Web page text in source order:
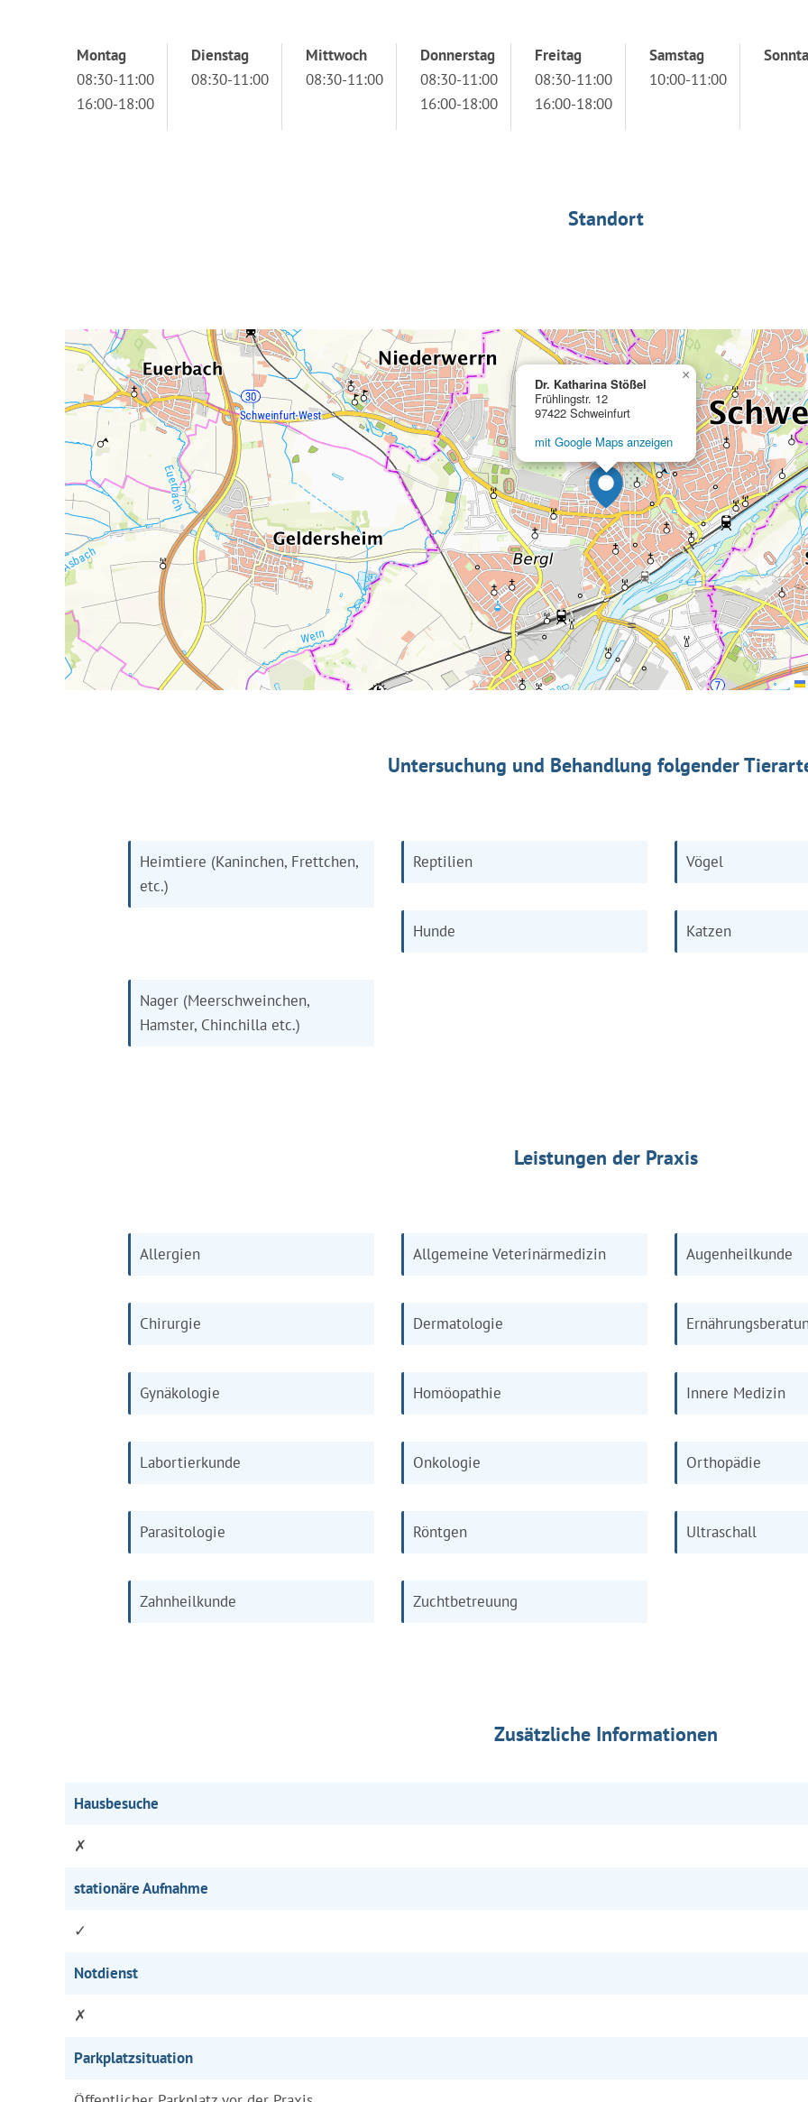
Montag
08:30-11:00
16:00-18:00
Dienstag
08:30-11:00
Mittwoch
08:30-11:00
Donnerstag
08:30-11:00
16:00-18:00
Freitag
08:30-11:00
16:00-18:00
Samstag
10:00-11:00
Standort
Dr. Katharina Stößel
Frühlingstr. 12
97422 Schweinfurt
mit Google Maps anzeigen
×
Untersuchung und Behandlung folgender
Heimtiere (Kaninchen, Frettchen,
etc.)
Reptilien Vögel
Hunde Katzen
Nager (Meerschweinchen,
Hamster, Chinchilla etc.)
Leistungen der Praxis
Allergien Allgemeine Veterinärmedizin Augenheilkunde
Chirurgie Dermatologie
Gynäkologie Homöopathie Innere Medizin
Labortierkunde Onkologie Orthopädie
Parasitologie Röntgen Ultraschall
Zahnheilkunde Zuchtbetreuung
Zusätzliche Informationen
Hausbesuche
✗
stationäre Aufnahme
✓
Notdienst
✗
Parkplatzsituation